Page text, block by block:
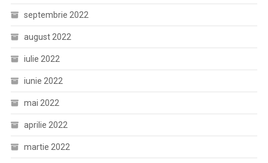
septembrie 2022
august 2022
iulie 2022
iunie 2022
mai 2022
aprilie 2022
martie 2022